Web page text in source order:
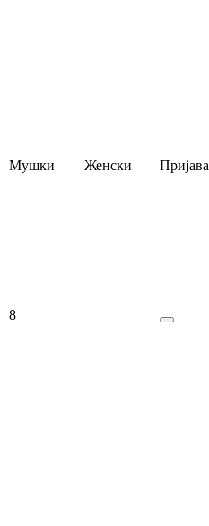
Мушки Женски Пријава
8